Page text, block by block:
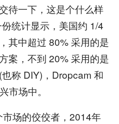
待一下，这是个什么样
统计显示，美国约 1/4
其中超过 80% 采用的是
案，不到 20% 采用的是
称 DIY)，Dropcam 和
市场中。
场的佼佼者，2014年